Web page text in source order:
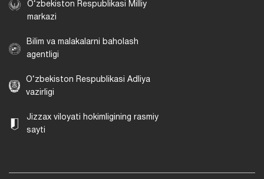
O‘zbekiston Respublikasi Milliy
markazi
Bilim va malakalarni baholash
agentligi
O‘zbekiston Respublikasi Adliya
vazirligi
Jizzax viloyati hokimligining rasmiy
sayti